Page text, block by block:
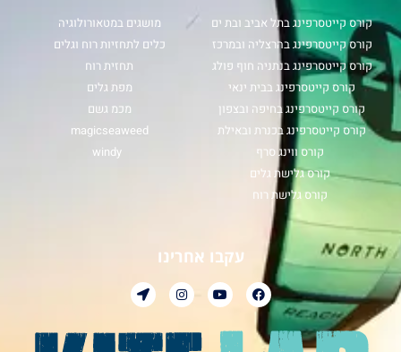
קורס קייטסרפינג בתל אביב ובת ים
קורס קייטסרפינג בהרצליה ובמרכז
קורס קייטסרפינג בנתניה חוף פולג
קורס קייטסרפינג בבית ינאי
קורס קייטסרפינג בחיפה ובצפון
קורס קייטסרפינג בכנרת ובאילת
קורס ווינג סרף
קורס גלישת גלים
קורס גלישת רוח
מושגים במטאורולוגיה
כלים לתחזיות רוח וגלים
תחזית רוח
מפת גלים
מכמ גשם
magicseaweed
windy
עקבו אחרינו